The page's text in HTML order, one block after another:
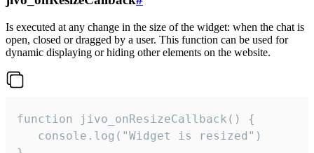
Is executed at any change in the size of the widget: when the chat is
open, closed or dragged by a user. This function can be used for
dynamic displaying or hiding other elements on the website.
function jivo_onResizeCallback() {
   console.log("Widget is resized")